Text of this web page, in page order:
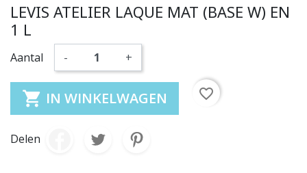
LEVIS ATELIER LAQUE MAT (BASE W) EN
1 L
Aantal - +
 IN WINKELWAGEN favorite_border
Delen